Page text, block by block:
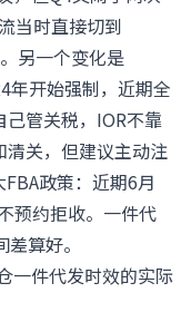
当时直接切到
另一个变化是
年开始强制，近期全
管关税，IOR不靠
清关，但建议主动注
政策：近期6月
预约拒收。一件代
算好。
一件代发时效的实际